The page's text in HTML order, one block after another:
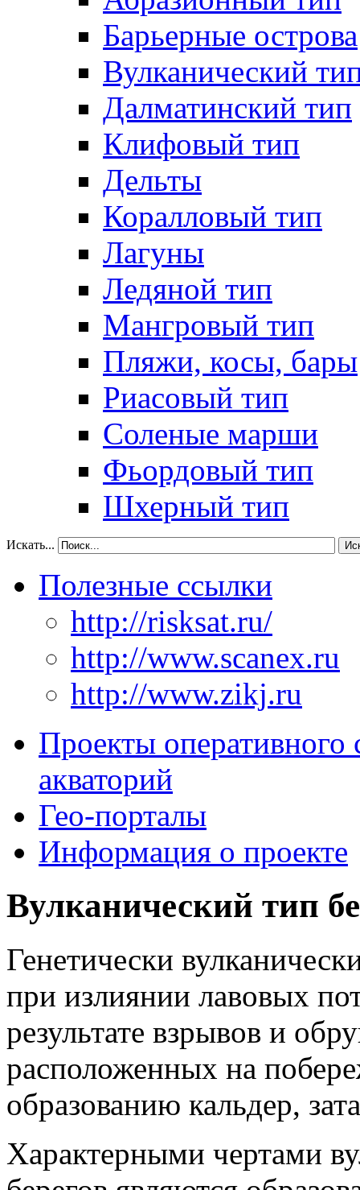
Барьерные острова
Вулканический
Далматинский тип
Клифовый тип
Дельты
Коралловый тип
Лагуны
Ледяной тип
Мангровый тип
Пляжи, косы, бары
Риасовый тип
Соленые марши
Фьордовый тип
Шхерный тип
Искать...
Полезные ссылки
http://risksat.ru/
http://www.scanex.ru
http://www.zikj.ru
Проекты оперативного
акваторий
Гео-порталы
Информация о проекте
Вулканический тип
Генетически
при излиянии лавовых
результате взрывов и
расположенных на
образованию кальдер,
Характерными чертами